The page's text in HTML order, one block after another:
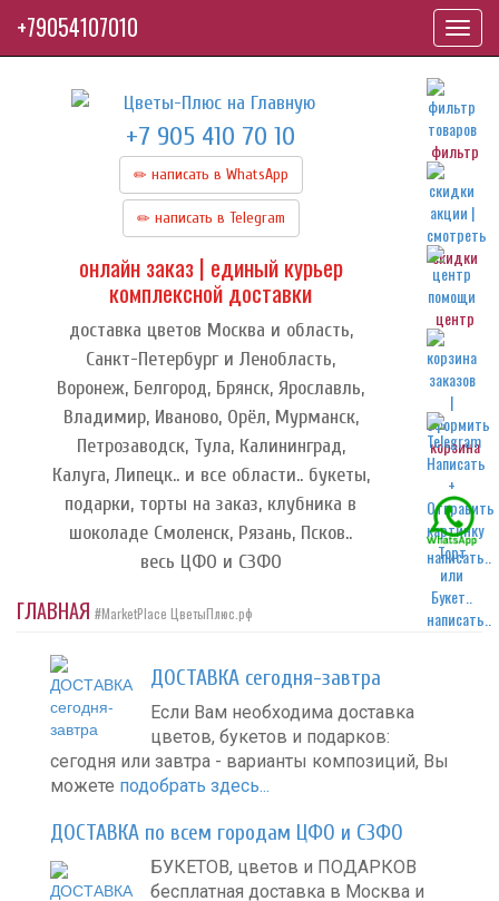
+7 905 410 70 10
написать в WhatsApp
написать в Telegram
онлайн заказ | единый курьер
комплексной доставки
доставка цветов Москва и область,
Санкт-Петербург и Ленобласть,
Воронеж, Белгород, Брянск, Ярославль,
Владимир, Иваново, Орёл, Мурманск,
Петрозаводск, Тула, Калининград,
Калуга, Липецк.. и все области.. букеты,
подарки, торты на заказ, клубника в
шоколаде Смоленск, Рязань, Псков..
весь ЦФО и СЗФО
фильтр
скидки
центр
корзина
написать..
написать..
ГЛАВНАЯ #MarketPlace ЦветыПлюс.рф
ДОСТАВКА сегодня-завтра
Если Вам необходима доставка
цветов, букетов и подарков:
сегодня или завтра - варианты композиций, Вы
можете подобрать здесь...
ДОСТАВКА по всем городам ЦФО и СЗФО
БУКЕТОВ, цветов и ПОДАРКОВ
бесплатная доставка в Москва и
+79054107010